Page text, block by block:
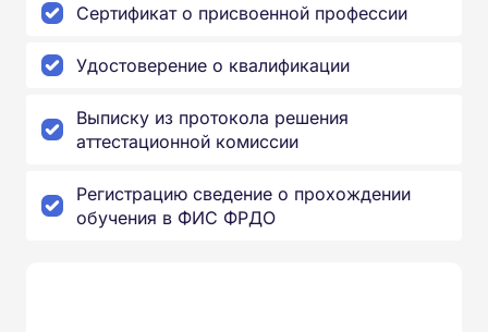
Сертификат о присвоенной профессии
Удостоверение о квалификации
Выписку из протокола решения
аттестационной комиссии
Регистрацию сведение о прохождении
обучения в ФИС ФРДО